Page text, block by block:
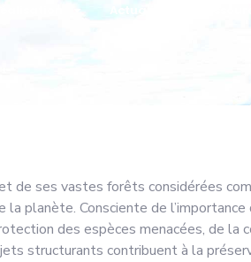
Actualités
ses vastes forêts considérées
planète. Consciente de
des espèces menacées, de la
structurants contribuent à la